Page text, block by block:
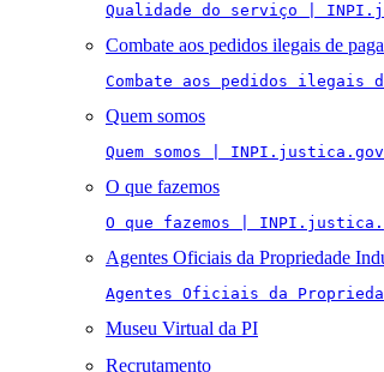
Qualidade do serviço |
Combate aos pedidos ilegais de
Combate aos pedidos ilegais
Quem somos
Quem somos |
O que fazemos
O que fazemos |
Agentes Oficiais da Propriedade
Agentes Oficiais da
Museu Virtual da PI
Recrutamento